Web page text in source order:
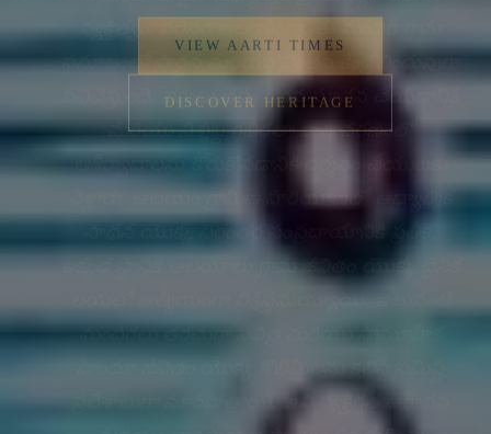
🔍
సమాజంలో ప్రార్థన మరియు చింతన కేంద్రబిందువుగా
పనిచేస్తుంది. భక్తులు తమ గౌరవ సూచన చేయడానికి
మరియు నిశ్శబ్ద గభీరతా వాతావరణంలో
ఆశీర్వాదాలను కోరుకోవడానికి దర్శనం చేయుటకు
వెళ్లారు. ఆలయం గ్రామీణ హరియాణలో ఆధ్యాత్మిక
సాధన యొక్క నిరంతర సంప్రదాయానికి ప్రతీక,
ఇక్కడ స్థానిక ఆలయాలు గ్రామ జీవితం యొక్క దైనిక
లయలో ఆత్మీయంగా నిక్షిప్తమయ్యాయి. ఇటువంటి
మందిరలు తరచుగా పవిత్ర మరియు సామూహిక
హిందూ జీవితం యొక్క కొలిమిలను కలిసే సమిష్టి
ప్రదేశాలుగా మారిపోతాయి, ఇవి వ్యక్తిగత ఆరాధన
మరియు భాగస్వామ్య సాంస్కృతిక గుర్తింపు